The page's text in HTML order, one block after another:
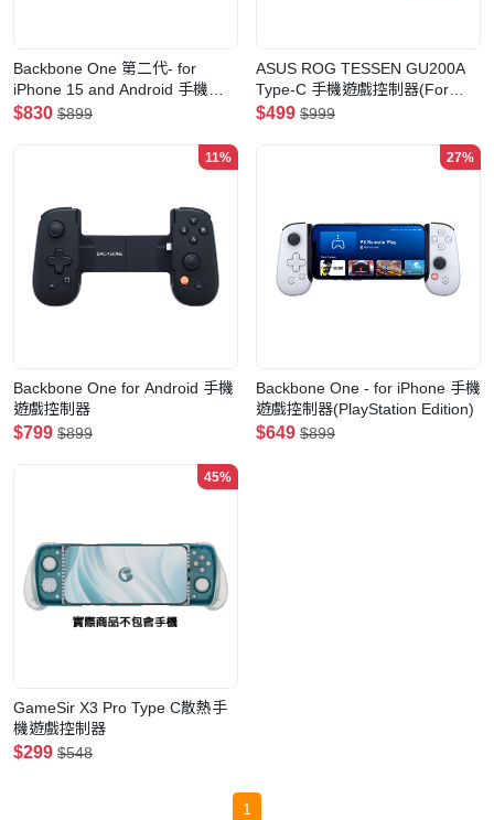
Backbone One 第二代- for
iPhone 15 and Android 手機遊
戲控制器 USB-C(黑色)
$830 $899
ASUS ROG TESSEN GU200A
Type-C 手機遊戲控制器(For
Android)
$499 $999
11%
Backbone One for Android 手機
遊戲控制器
$799 $899
27%
Backbone One - for iPhone 手機
遊戲控制器(PlayStation Edition)
$649 $899
45%
GameSir X3 Pro Type C散熱手
機遊戲控制器
$299 $548
1